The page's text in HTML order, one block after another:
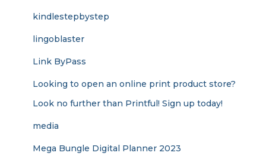
kindlestepbystep
lingoblaster
Link ByPass
Looking to open an online print product store?
Look no further than Printful! Sign up today!
media
Mega Bungle Digital Planner 2023